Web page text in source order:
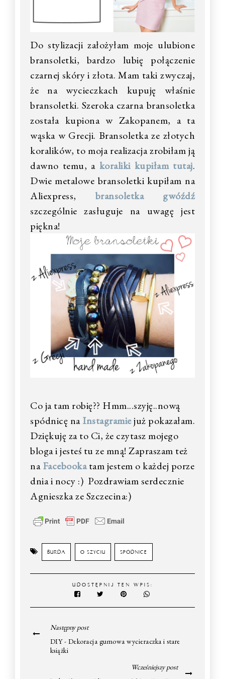
Do stylizacji założyłam moje ulubione
bransoletki, bardzo lubię połączenie
czarnej skóry i złota. Mam taki zwyczaj,
że na wycieczkach kupuję właśnie
bransoletki. Szeroka czarna bransoletka
została kupiona w Zakopanem, a ta
wąska w Grecji. Bransoletka ze złotych
koralików, to moja realizacja zrobiłam ją
dawno temu, a koraliki kupiłam tutaj.
Dwie metalowe bransoletki kupiłam na
Aliexpress, bransoletka gwóźdź
szczególnie zasługuje na uwagę jest
piękna!
Co ja tam robię?? Hmm...szyję..nową
spódnicę naInstagramiejuż pokazałam.
Dziękuję za to Ci, że czytasz mojego
bloga i jesteś tu ze mną! Zapraszam też
naFacebookatam jestem o każdej porze
dnia i nocy :) Pozdrawiam serdecznie
Agnieszka ze Szczecina:)
BURDA O SZYCIU SPÓDNICE
UDOSTĘPNIJ TEN WPIS:
Następny post
DIY - Dekoracja gumowa wycieraczka i stare
książki
Wcześniejszy post